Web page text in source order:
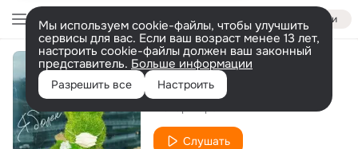
Войти
Мы используем cookie-файлы, чтобы улучшить
сервисы для вас. Если ваш возраст менее 13 лет,
настроить cookie-файлы должен ваш законный
представитель. Больше информации
Разрешить все Настроить
Я болен
Слушать